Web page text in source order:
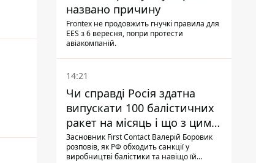
названо причину
Frontex не продовжить гнучкі правила для
EES з 6 вересня, попри протести
авіакомпаній.
14:21
Чи справді Росія здатна
випускати 100 балістичних
ракет на місяць і що з цим
робити
Засновник First Contact Валерій Боровик
розповів, як РФ обходить санкції у
виробництві балістики та навіщо їй